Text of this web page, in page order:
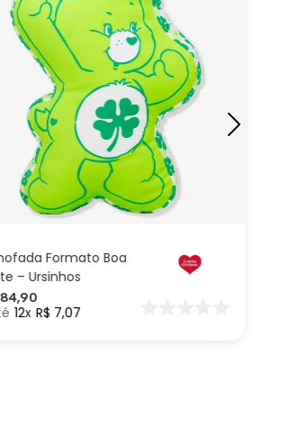
Formato Boa
– Ursinhos
84,90
12 R$ 7,07
ADICIONAR AO
CARRINHO